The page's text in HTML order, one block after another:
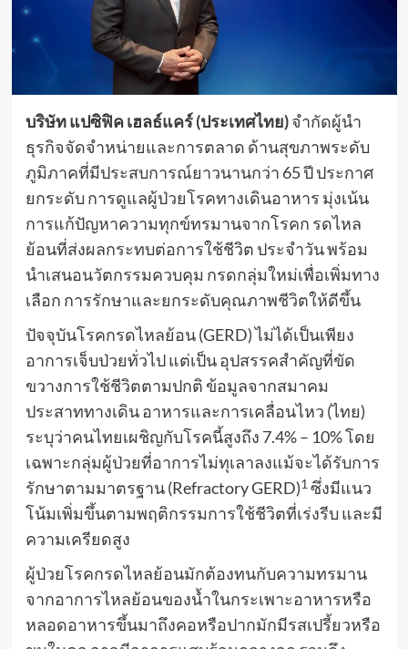
บริษัท แปซิฟิค เฮลธ์แคร์ (ประเทศไทย)จำกัดผู้นำ
ธุรกิจจัดจำหน่ายและการตลาด ด้านสุขภาพระดับ
ภูมิภาคที่มีประสบการณ์ยาวนานกว่า 65 ปี ประกาศ
ยกระดับ การดูแลผู้ป่วยโรคทางเดินอาหาร มุ่งเน้น
การแก้ปัญหาความทุกข์ทรมานจากโรคก รดไหล
ย้อนที่ส่งผลกระทบต่อการใช้ชีวิต ประจำวัน พร้อม
นำเสนอนวัตกรรมควบคุม กรดกลุ่มใหม่เพื่อเพิ่มทาง
เลือก การรักษาและยกระดับคุณภาพชีวิตให้ดีขึ้น
ปัจจุบันโรคกรดไหลย้อน (GERD) ไม่ได้เป็นเพียง
อาการเจ็บป่วยทั่วไป แต่เป็น อุปสรรคสำคัญที่ขัด
ขวางการใช้ชีวิตตามปกติ ข้อมูลจากสมาคม
ประสาททางเดิน อาหารและการเคลื่อนไหว (ไทย)
ระบุว่าคนไทยเผชิญกับโรคนี้สูงถึง 7.4% – 10% โดย
เฉพาะกลุ่มผู้ป่วยที่อาการไม่ทุเลาลงแม้จะได้รับการ
รักษาตามมาตรฐาน (Refractory GERD)1ซึ่งมีแนว
โน้มเพิ่มขึ้นตามพฤติกรรมการใช้ชีวิตที่เร่งรีบ และมี
ความเครียดสูง
ผู้ป่วยโรคกรดไหลย้อนมักต้องทนกับความทรมาน
จากอาการไหลย้อนของน้ำในกระเพาะอาหารหรือ
หลอดอาหารขึ้นมาถึงคอหรือปากมักมีรสเปรี้ยวหรือ